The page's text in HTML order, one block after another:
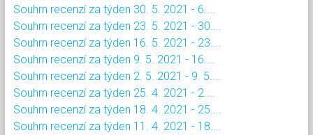
Souhrn recenzí za týden 30. 5. 2021 - 6....
Souhrn recenzí za týden 23. 5. 2021 - 30....
Souhrn recenzí za týden 16. 5. 2021 - 23....
Souhrn recenzí za týden 9. 5. 2021 - 16....
Souhrn recenzí za týden 2. 5. 2021 - 9. 5....
Souhrn recenzí za týden 25. 4. 2021 - 2....
Souhrn recenzí za týden 18. 4. 2021 - 25....
Souhrn recenzí za týden 11. 4. 2021 - 18....